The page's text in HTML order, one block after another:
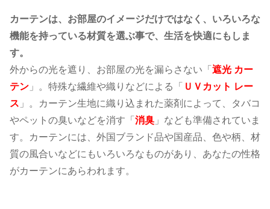
カーテンは、お部屋のイメージだけではなく、いろいろな
機能を持っている材質を選ぶ事で、生活を快適にもしま
す。
外からの光を遮り、お部屋の光を漏らさない「 遮光 カー
テン 」。特殊な繊維や織りなどによる「 ＵＶカット レー
ス 」。カーテン生地に織り込まれた薬剤によって、タバコ
やペットの臭いなどを消す「 消臭 」なども準備されていま
す。カーテンには、外国ブランド品や国産品、色や柄、材
質の風合いなどにもいろいろなものがあり、あなたの性格
がカーテンにあらわれます。